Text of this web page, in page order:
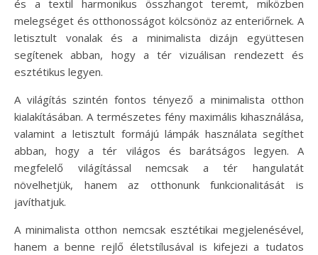
és a textil harmonikus összhangot teremt, miközben
melegséget és otthonosságot kölcsönöz az enteriőrnek. A
letisztult vonalak és a minimalista dizájn együttesen
segítenek abban, hogy a tér vizuálisan rendezett és
esztétikus legyen.
A világítás szintén fontos tényező a minimalista otthon
kialakításában. A természetes fény maximális kihasználása,
valamint a letisztult formájú lámpák használata segíthet
abban, hogy a tér világos és barátságos legyen. A
megfelelő világítással nemcsak a tér hangulatát
növelhetjük, hanem az otthonunk funkcionalitását is
javíthatjuk.
A minimalista otthon nemcsak esztétikai megjelenésével,
hanem a benne rejlő életstílusával is kifejezi a tudatos